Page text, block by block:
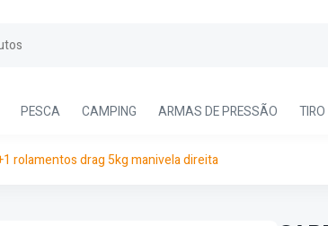
PESCA CAMPING ARMAS DE PRESSÃO
rolamentos drag 5kg manivela direita